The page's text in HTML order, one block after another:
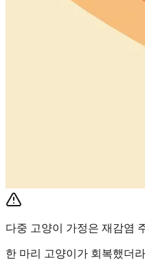
다중 고양이 가정은 재감염
한 마리 고양이가 회복했더